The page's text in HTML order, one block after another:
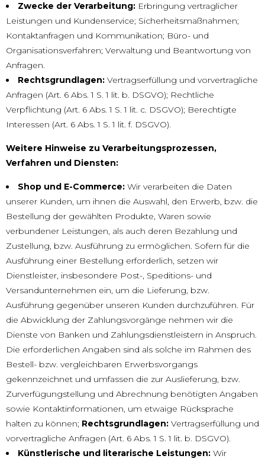
Zwecke der Verarbeitung: Erbringung vertraglicher
Leistungen und Kundenservice; Sicherheitsmaßnahmen;
Kontaktanfragen und Kommunikation; Büro- und
Organisationsverfahren; Verwaltung und Beantwortung von
Anfragen.
Rechtsgrundlagen: Vertragserfüllung und vorvertragliche
Anfragen (Art. 6 Abs. 1 S. 1 lit. b. DSGVO); Rechtliche
Verpflichtung (Art. 6 Abs. 1 S. 1 lit. c. DSGVO); Berechtigte
Interessen (Art. 6 Abs. 1 S. 1 lit. f. DSGVO).
Weitere Hinweise zu Verarbeitungsprozessen,
Verfahren und Diensten:
Shop und E-Commerce: Wir verarbeiten die Daten
unserer Kunden, um ihnen die Auswahl, den Erwerb, bzw. die
Bestellung der gewählten Produkte, Waren sowie
verbundener Leistungen, als auch deren Bezahlung und
Zustellung, bzw. Ausführung zu ermöglichen. Sofern für die
Ausführung einer Bestellung erforderlich, setzen wir
Dienstleister, insbesondere Post-, Speditions- und
Versandunternehmen ein, um die Lieferung, bzw.
Ausführung gegenüber unseren Kunden durchzuführen. Für
die Abwicklung der Zahlungsvorgänge nehmen wir die
Dienste von Banken und Zahlungsdienstleistern in Anspruch.
Die erforderlichen Angaben sind als solche im Rahmen des
Bestell- bzw. vergleichbaren Erwerbsvorgangs
gekennzeichnet und umfassen die zur Auslieferung, bzw.
Zurverfügungstellung und Abrechnung benötigten Angaben
sowie Kontaktinformationen, um etwaige Rücksprache
halten zu können; Rechtsgrundlagen: Vertragserfüllung und
vorvertragliche Anfragen (Art. 6 Abs. 1 S. 1 lit. b. DSGVO).
Künstlerische und literarische Leistungen: Wir